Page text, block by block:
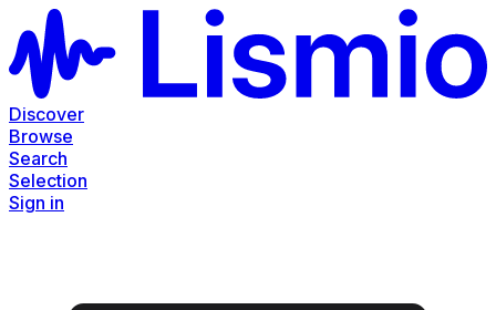
Discover
Browse
Search
Selection
Sign in